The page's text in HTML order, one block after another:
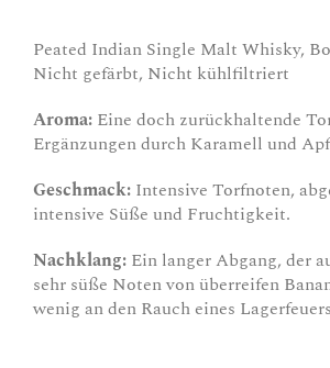
Peated Indian Single Malt Whisky,
Nicht gefärbt, Nicht kühlfiltriert
Aroma: Eine doch zurückhaltende
Ergänzungen durch Karamell und
Geschmack: Intensive Torfnoten,
intensive Süße und Fruchtigkeit.
Nachklang: Ein langer Abgang, der
sehr süße Noten von überreifen
wenig an den Rauch eines